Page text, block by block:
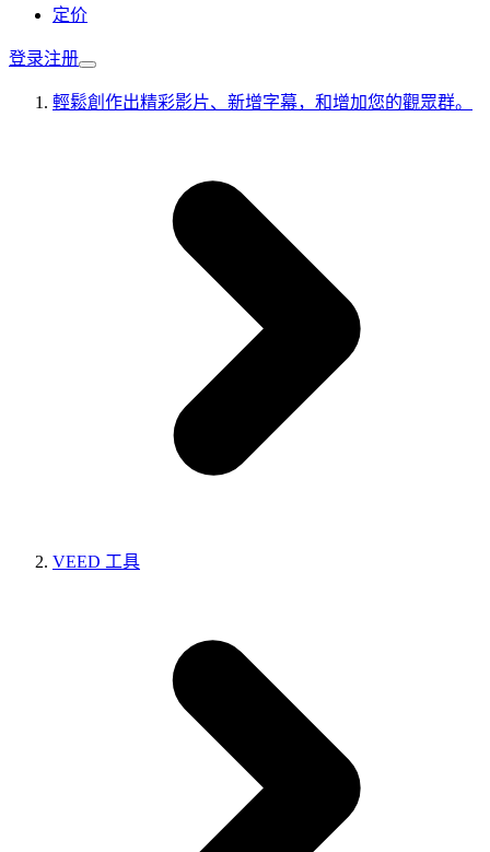
定价
登录注册
輕鬆創作出精彩影片、新增字幕，和增加您的觀眾群。
VEED 工具